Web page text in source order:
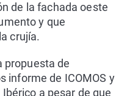
de la fachada oeste
y que
crujía.
propuesta de
informe de ICOMOS y
a pesar de que